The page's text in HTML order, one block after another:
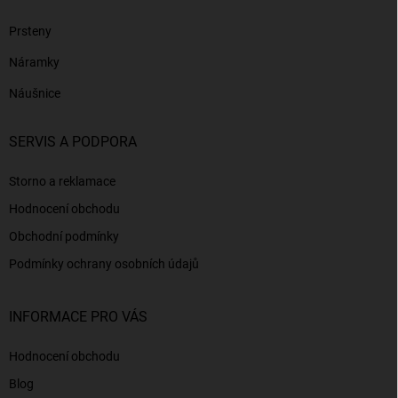
Prsteny
Náramky
Náušnice
SERVIS A PODPORA
Storno a reklamace
Hodnocení obchodu
Obchodní podmínky
Podmínky ochrany osobních údajů
INFORMACE PRO VÁS
Hodnocení obchodu
Blog